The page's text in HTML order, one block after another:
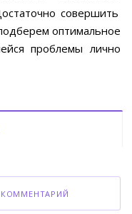
совершить
оптимальное
проблемы лично